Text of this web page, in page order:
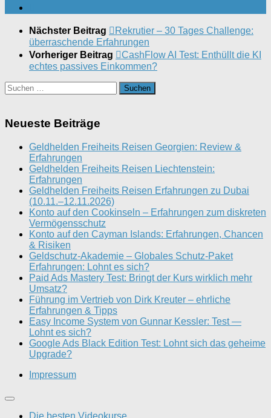
Nächster Beitrag
Rekrutier – 30 Tages Challenge:
überraschende Erfahrungen
Vorheriger Beitrag
CashFlow AI Test: Enthüllt die KI
echtes passives Einkommen?
Suchen
nach:
Neueste Beiträge
Geldhelden Freiheits Reisen Georgien: Review &
Erfahrungen
Geldhelden Freiheits Reisen Liechtenstein:
Erfahrungen
Geldhelden Freiheits Reisen Erfahrungen zu Dubai
(10.11.–12.11.2026)
Konto auf den Cookinseln – Erfahrungen zum diskreten
Vermögensschutz
Konto auf den Cayman Islands: Erfahrungen, Chancen
& Risiken
Geldschutz-Akademie – Globales Schutz-Paket
Erfahrungen: Lohnt es sich?
Paid Ads Mastery Test: Bringt der Kurs wirklich mehr
Umsatz?
Führung im Vertrieb von Dirk Kreuter – ehrliche
Erfahrungen & Tipps
Easy Income System von Gunnar Kessler: Test —
Lohnt es sich?
Google Ads Black Edition Test: Lohnt sich das geheime
Upgrade?
Impressum
Die besten Videokurse